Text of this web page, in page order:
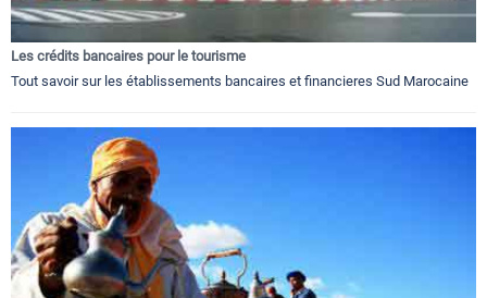
Les crédits bancaires pour le tourisme
Tout savoir sur les établissements bancaires et financieres Sud Marocaine